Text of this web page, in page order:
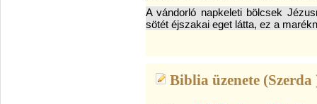
A vándorló napkeleti bölcsek
sötét éjszakai eget látta, ez a
Biblia üzenete (Szerda